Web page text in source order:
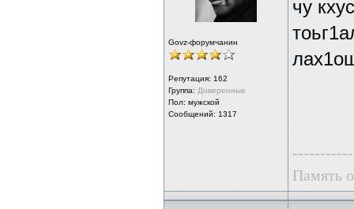
Govz-форумчанин
Репутация: 162
Группа: Доверенные
Пол: мужской
Сообщений: 1317
чу
Память